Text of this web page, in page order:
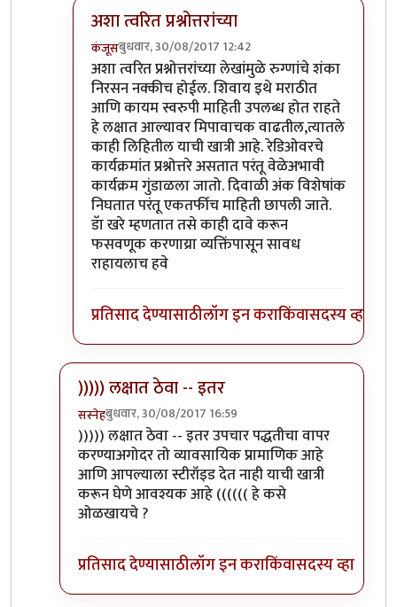
अशा त्वरित प्रश्नोत्तरांच्या
कंजूसबुधवार, 30/08/2017 12:42
In reply toमुळ विषयाला धरूनच आहे तुमचाby
अशा त्वरित प्रश्नोत्तरांच्या लेखांमुळे रुग्णांचे शंका
निरसन नक्कीच होईल. शिवाय इथे मराठीत
आणि कायम स्वरुपी माहिती उपलब्ध होत राहते
हे लक्षात आल्यावर मिपावाचक वाढतील,त्यातले
काही लिहितील याची खात्री आहे. रेडिओवरचे
कार्यक्रमांत प्रश्नोत्तरे असतात परंतू वेळेअभावी
कार्यक्रम गुंडाळला जातो. दिवाळी अंक विशेषांक
निघतात परंतू एकतर्फीच माहिती छापली जाते.
डॅा खरे म्हणतात तसे काही दावे करून
फसवणूक करणाय्रा व्यक्तिंपासून सावध
राहायलाच हवे
प्रतिसाद देण्यासाठीलॉग इन कराकिंवासदस्य व्हा
))))) लक्षात ठेवा -- इतर
सस्नेहबुधवार, 30/08/2017 16:59
In reply toप्रत्येक वैद्यकशाखा काहीbyसुबोध खरे
))))) लक्षात ठेवा -- इतर उपचार पद्धतीचा वापर
करण्याअगोदर तो व्यावसायिक प्रामाणिक आहे
आणि आपल्याला स्टीरॉइड देत नाही याची खात्री
करून घेणे आवश्यक आहे (((((( हे कसे
ओळखायचे ?
प्रतिसाद देण्यासाठीलॉग इन कराकिंवासदस्य व्हा